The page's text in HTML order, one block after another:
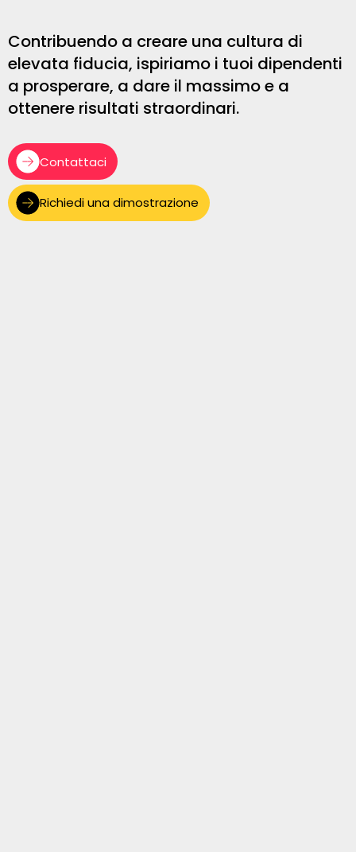
Contribuendo a creare una cultura di
elevata fiducia, ispiriamo i tuoi dipendenti
a prosperare, a dare il massimo e a
ottenere risultati straordinari.
Contattaci
Richiedi una dimostrazione